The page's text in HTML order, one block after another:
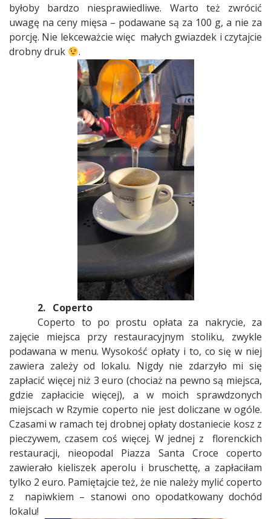
byłoby bardzo niesprawiedliwe. Warto też zwrócić
uwagę na ceny mięsa – podawane są za 100 g, a nie za
porcję. Nie lekceważcie więc małych gwiazdek i czytajcie
drobny druk
.
2. Coperto
Coperto to po prostu opłata za nakrycie, za
zajęcie miejsca przy restauracyjnym stoliku, zwykle
podawana w menu. Wysokość opłaty i to, co się w niej
zawiera zależy od lokalu. Nigdy nie zdarzyło mi się
zapłacić więcej niż 3 euro (chociaż na pewno są miejsca,
gdzie zapłacicie więcej), a w moich sprawdzonych
miejscach w Rzymie coperto nie jest doliczane w ogóle.
Czasami w ramach tej drobnej opłaty dostaniecie kosz z
pieczywem, czasem coś więcej. W jednej z
florenckich
restauracji, nieopodal Piazza Santa Croce coperto
zawierało kieliszek aperolu i bruschettę, a zapłaciłam
tylko 2 euro. Pamiętajcie też, że nie należy mylić coperto
z
napiwkiem – stanowi ono opodatkowany dochód
lokalu!